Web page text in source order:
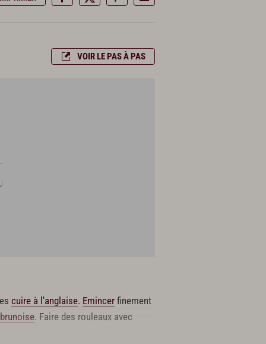
VOIR LE PAS À PAS
cuire à l'anglaise. Emincerfinement
brunoise. Faire des rouleaux avec